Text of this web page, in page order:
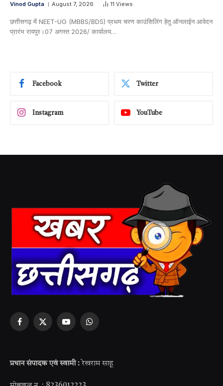
Vinod Gupta August 7, 2026 11 Views
छत्तीसगढ़ में NEET-UG (MBBS/BDS) प्रथम चरण काउंसिलिंग हेतु ऑनलाईन आवेदन
प्रारंभ रायपुर।07 अगस्त 2026/ कार्यालय…
Facebook Twitter
Instagram YouTube
Facebook
X
YouTubeWhatsApp
प्रधान संपादक एवं स्वामी : रेखराम साहू